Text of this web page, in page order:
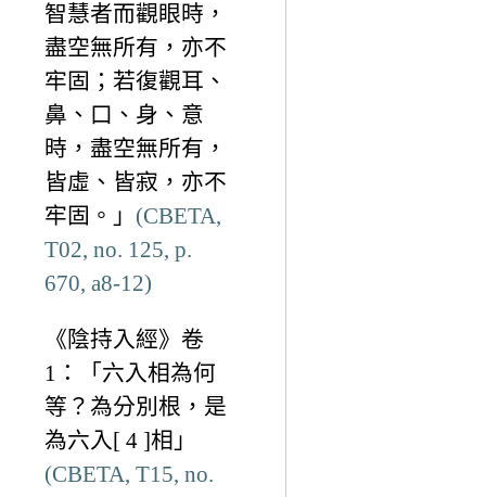
智慧者而觀眼時，
盡空無所有，亦不
牢固；若復觀耳、
鼻、口、身、意
時，盡空無所有，
皆虛、皆寂，亦不
牢固。」 (CBETA,
T02, no. 125, p.
670, a8-12)
《陰持入經》卷
1：「六入相為何
等？為分別根，是
為六入[ 4 ]相」
(CBETA, T15, no.